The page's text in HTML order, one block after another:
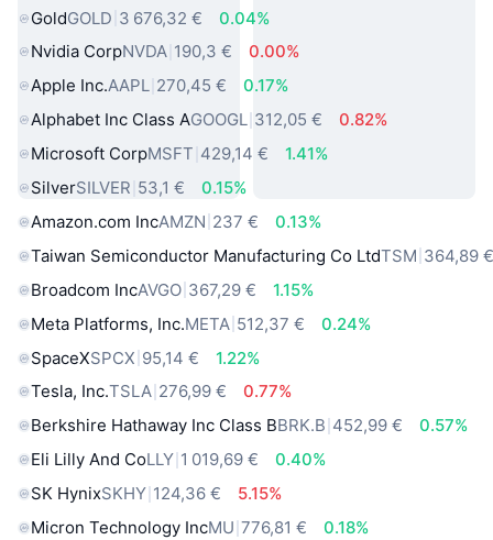
GoldGOLD 3 676,32 €
0.04%
Nvidia CorpNVDA 190,3 €
0.00%
Apple Inc.AAPL 270,45 €
0.17%
Alphabet Inc Class AGOOGL 312,05 €
0.82%
Microsoft CorpMSFT 429,14 €
1.41%
SilverSILVER 53,1 €
0.15%
Amazon.com IncAMZN 237 €
0.13%
Taiwan Semiconductor Manufacturing Co LtdTSM 364,89
Broadcom IncAVGO 367,29 €
1.15%
Meta Platforms, Inc.META 512,37 €
0.24%
SpaceXSPCX 95,14 €
1.22%
Tesla, Inc.TSLA 276,99 €
0.77%
Berkshire Hathaway Inc Class BBRK.B 452,99 €
0.57%
Eli Lilly And CoLLY 1 019,69 €
0.40%
SK HynixSKHY 124,36 €
5.15%
Micron Technology IncMU 776,81 €
0.18%